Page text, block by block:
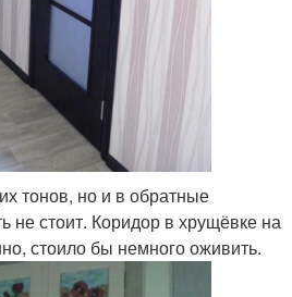
тонов, но и в обратные
не стоит. Коридор в хрущёвке на
стоило бы немного оживить.